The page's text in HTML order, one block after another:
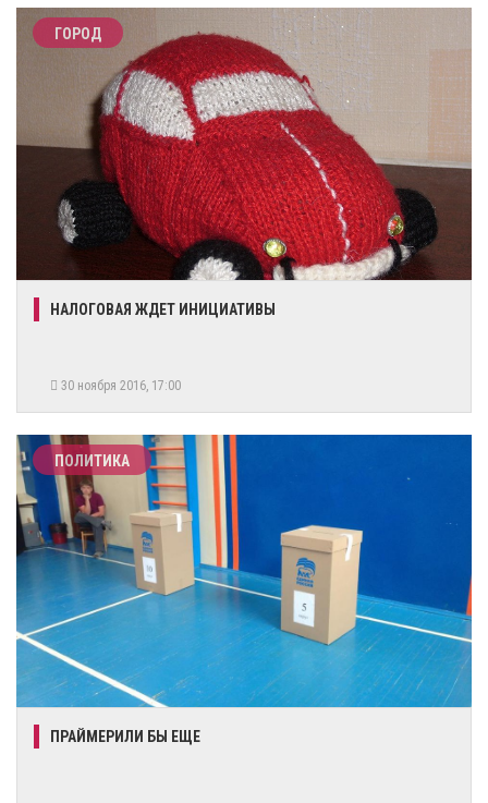
ГОРОД
НАЛОГОВАЯ ЖДЕТ ИНИЦИАТИВЫ
30 ноября 2016, 17:00
ПОЛИТИКА
ПРАЙМЕРИЛИ БЫ ЕЩЕ